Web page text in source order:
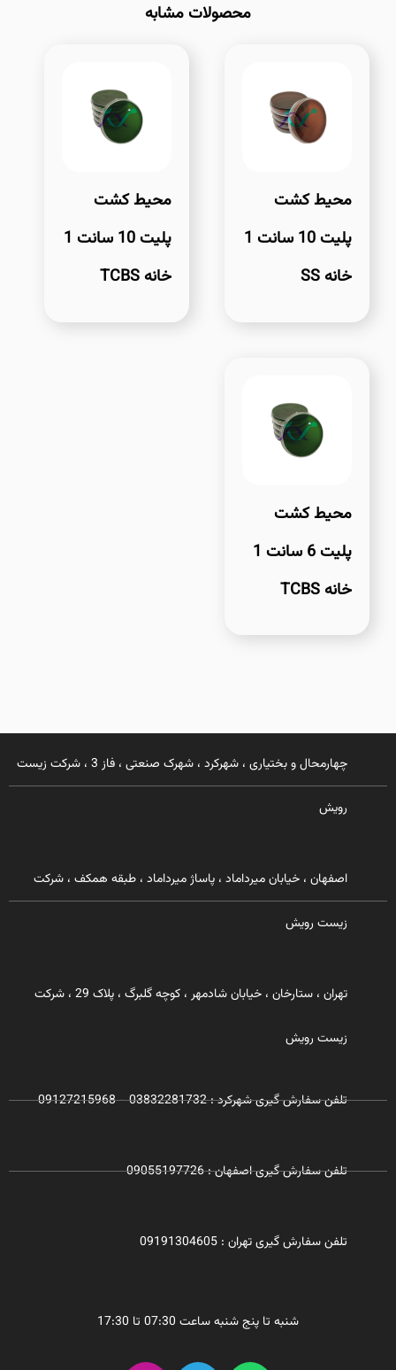
محصولات مشابه
محیط کشت
پلیت 10 سانت 1
خانه SS
محیط کشت
پلیت 10 سانت 1
خانه TCBS
محیط کشت
پلیت 6 سانت 1
خانه TCBS
چهارمحال و بختیاری ، شهرکرد ، شهرک صنعتی ، فاز 3 ، شرکت زیست
رویش
اصفهان ، خیابان میرداماد ، پاساژ میرداماد ، طبقه همکف ، شرکت
زیست رویش
تهران ، ستارخان ، خیابان شادمهر ، کوچه گلبرگ ، پلاک 29 ، شرکت
زیست رویش
تلفن سفارش گیری شهرکرد : 03832281732 - 09127215968
تلفن سفارش گیری اصفهان : 09055197726
تلفن سفارش گیری تهران : 09191304605
شنبه تا پنج شنبه ساعت 07:30 تا 17:30